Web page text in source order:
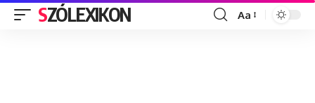
SZÓLEXIKON
Font
Aa